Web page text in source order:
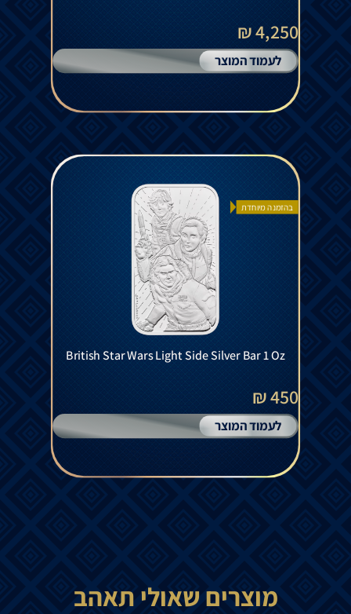
4,250 ₪
לעמוד המוצר
בהזמנה מיוחדת
British Star Wars Light Side Silver Bar 1 Oz
450 ₪
לעמוד המוצר
מוצרים שאולי תאהב